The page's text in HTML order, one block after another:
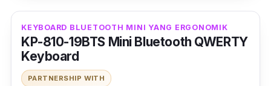
KEYBOARD BLUETOOTH MINI YANG ERGONOMIK
KP-810-19BTS Mini Bluetooth QWERTY
Keyboard
PARTNERSHIP WITH